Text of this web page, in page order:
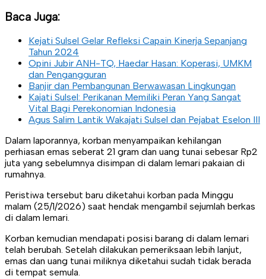
Baca Juga:
Kejati Sulsel Gelar Refleksi Capain Kinerja Sepanjang
Tahun 2024
Opini Jubir ANH-TQ, Haedar Hasan: Koperasi, UMKM
dan Pengangguran
Banjir dan Pembangunan Berwawasan Lingkungan
Kajati Sulsel: Perikanan Memiliki Peran Yang Sangat
Vital Bagi Perekonomian Indonesia
Agus Salim Lantik Wakajati Sulsel dan Pejabat Eselon III
Dalam laporannya, korban menyampaikan kehilangan
perhiasan emas seberat 21 gram dan uang tunai sebesar Rp2
juta yang sebelumnya disimpan di dalam lemari pakaian di
rumahnya.
Peristiwa tersebut baru diketahui korban pada Minggu
malam (25/1/2026) saat hendak mengambil sejumlah berkas
di dalam lemari.
Korban kemudian mendapati posisi barang di dalam lemari
telah berubah. Setelah dilakukan pemeriksaan lebih lanjut,
emas dan uang tunai miliknya diketahui sudah tidak berada
di tempat semula.